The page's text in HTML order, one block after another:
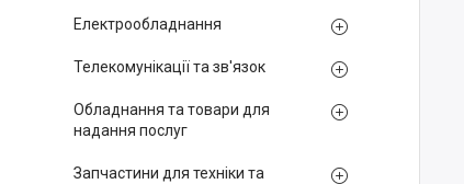
Електрообладнання
Телекомунікації та зв'язок
Обладнання та товари для
надання послуг
Запчастини для техніки та